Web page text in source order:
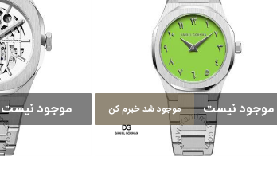
موجود نیست موجود شد خبرم کن موجود نیست